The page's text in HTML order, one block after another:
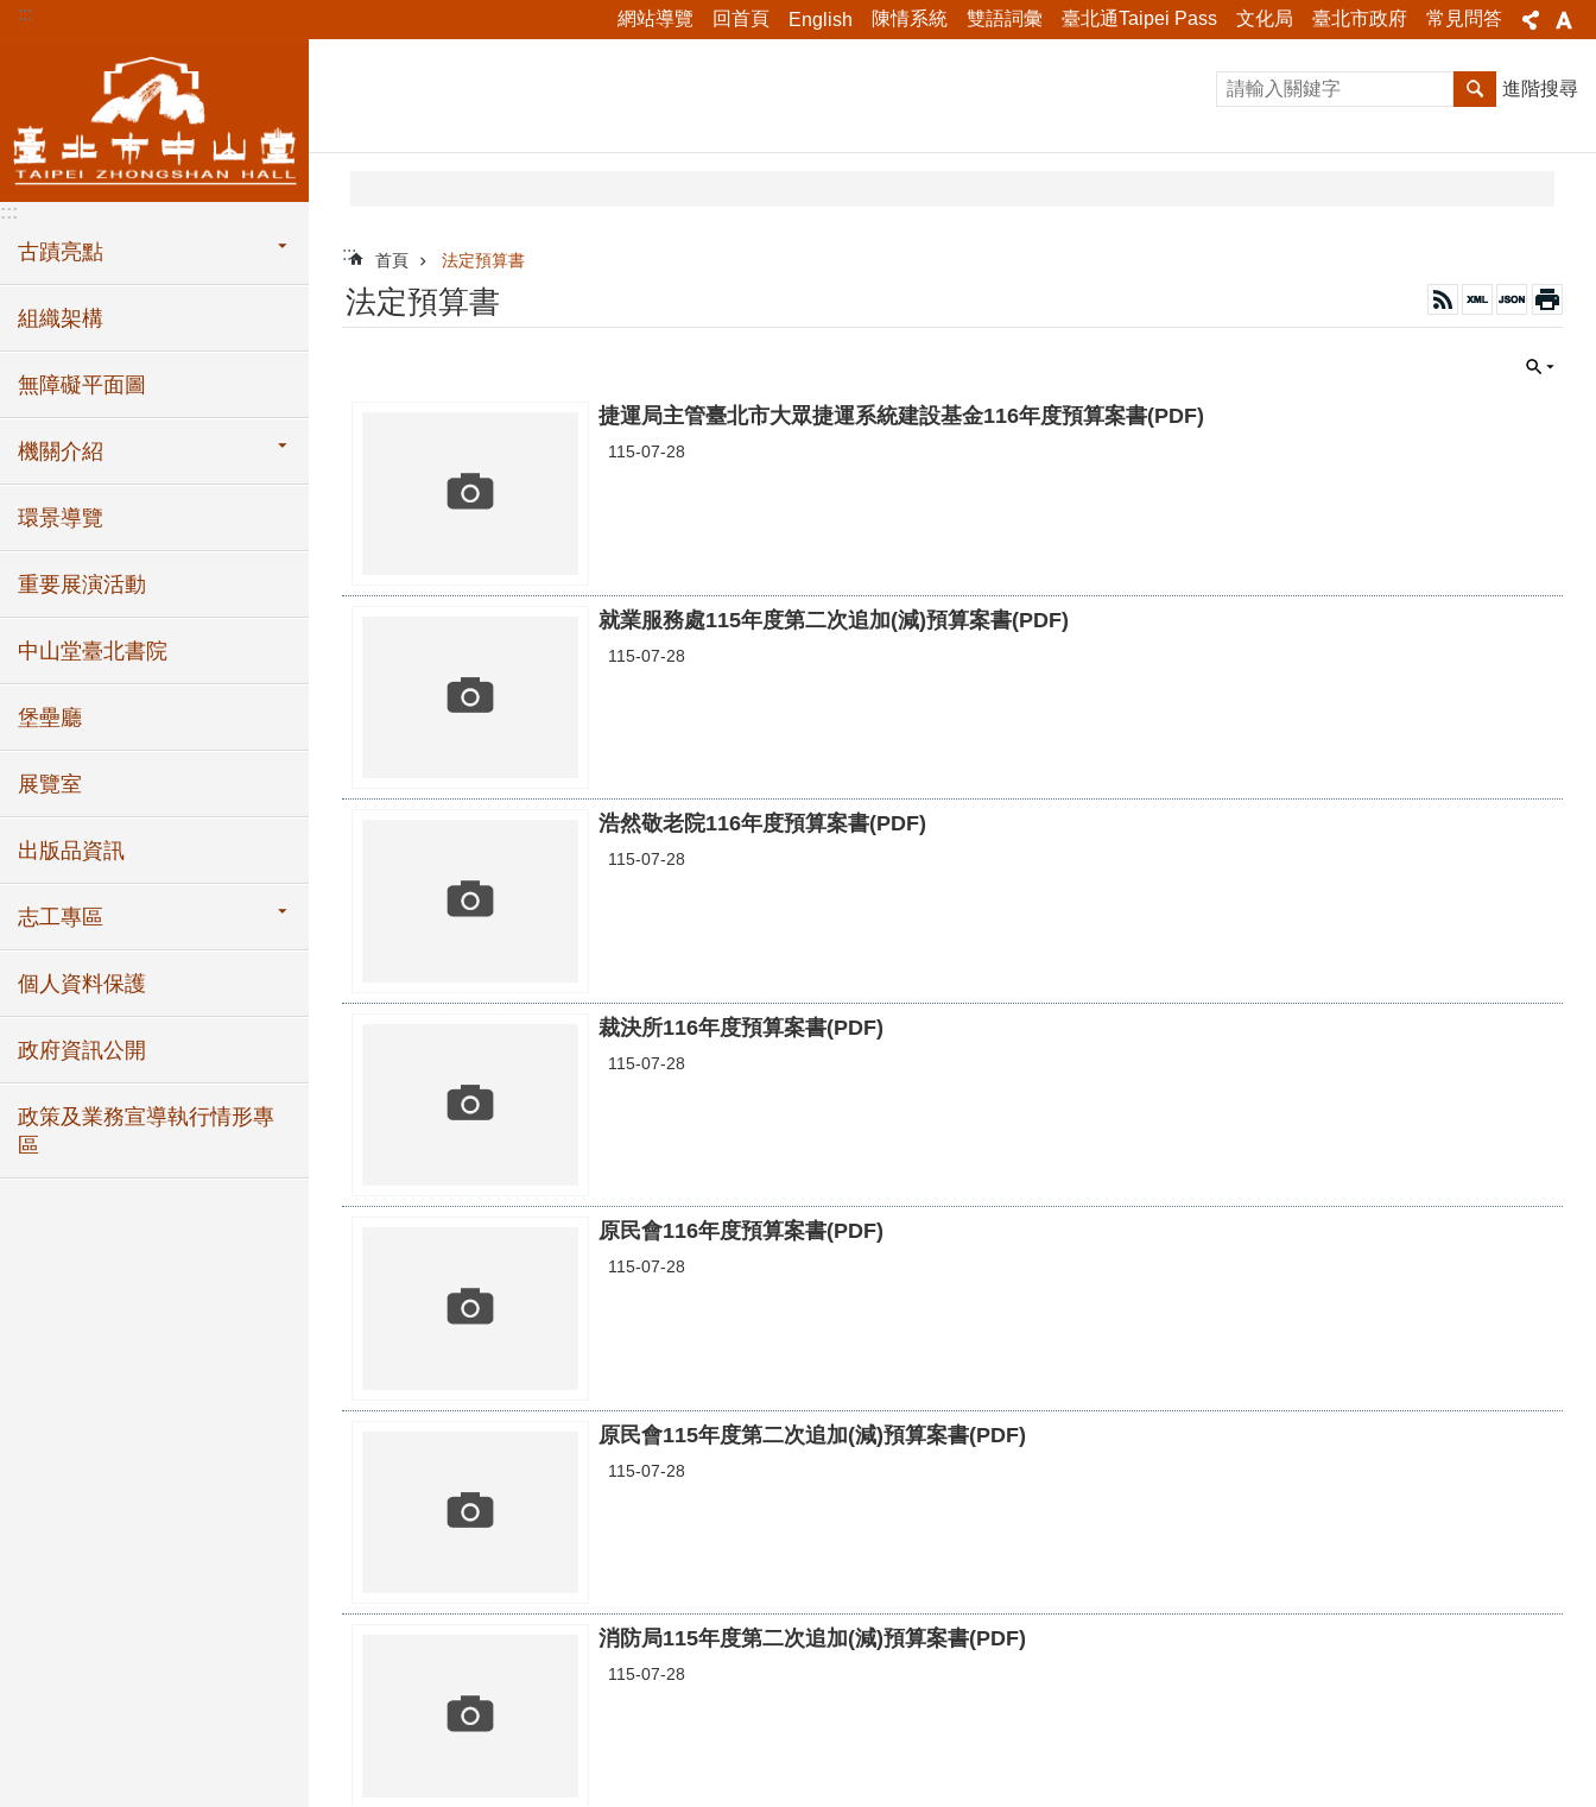
跳到主要內容區塊
::: 網站導覽 回首頁 English 陳情系統 雙語詞彙 臺北通Taipei Pass 文化局 臺北市政府 常見問答
:::
古蹟亮點
組織架構
無障礙平面圖
機關介紹
環景導覽
重要展演活動
中山堂臺北書院
堡壘廳
展覽室
出版品資訊
志工專區
個人資料保護
政府資訊公開
政策及業務宣導執行情形專
區
進階搜尋
::: 首頁 法定預算書
法定預算書
捷運局主管臺北市大眾捷運系統建設基金116年度預算案書(PDF)
115-07-28
就業服務處115年度第二次追加(減)預算案書(PDF)
115-07-28
浩然敬老院116年度預算案書(PDF)
115-07-28
裁決所116年度預算案書(PDF)
115-07-28
原民會116年度預算案書(PDF)
115-07-28
原民會115年度第二次追加(減)預算案書(PDF)
115-07-28
消防局115年度第二次追加(減)預算案書(PDF)
115-07-28